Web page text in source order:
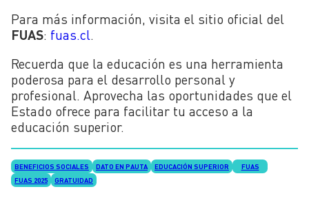
Para más información, visita el sitio oficial del
FUAS: fuas.cl.
Recuerda que la educación es una herramienta
poderosa para el desarrollo personal y
profesional. Aprovecha las oportunidades que el
Estado ofrece para facilitar tu acceso a la
educación superior.
BENEFICIOS SOCIALES DATO EN PAUTA EDUCACIÓN SUPERIOR
FUAS
FUAS 2025
GRATUIDAD